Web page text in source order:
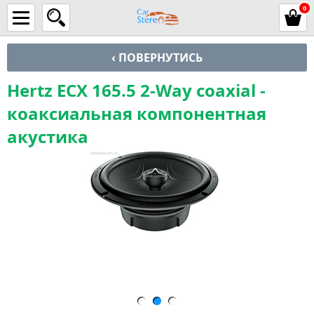
0
‹ ПОВЕРНУТИСЬ
Hertz ECX 165.5 2-Way coaxial -
коаксиальная компонентная
акустика